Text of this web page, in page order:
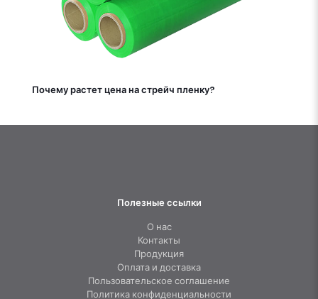
Почему растет цена на стрейч пленку?
Полезные ссылки
О нас
Контакты
Продукция
Оплата и доставка
Пользовательское соглашение
Политика конфиденциальности